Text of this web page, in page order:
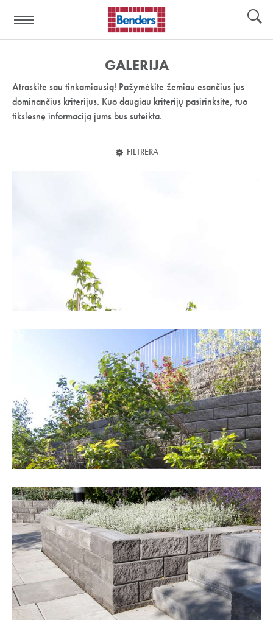
nuoroda:
GALERIJA
Atraskite sau tinkamiausią! Pažymėkite žemiau esančius jus
dominančius kriterijus. Kuo daugiau kriterijų pasirinksite, tuo
tikslesnę informaciją jums bus suteikta.
FILTRERA